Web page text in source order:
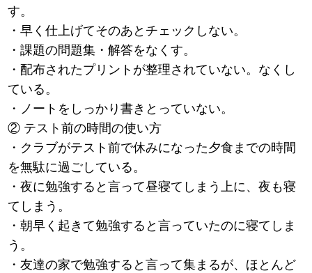
す。
・早く仕上げてそのあとチェックしない。
・課題の問題集・解答をなくす。
・配布されたプリントが整理されていない。なくし
ている。
・ノートをしっかり書きとっていない。
② テスト前の時間の使い方
・クラブがテスト前で休みになった夕食までの時間
を無駄に過ごしている。
・夜に勉強すると言って昼寝てしまう上に、夜も寝
てしまう。
・朝早く起きて勉強すると言っていたのに寝てしま
う。
・友達の家で勉強すると言って集まるが、ほとんど